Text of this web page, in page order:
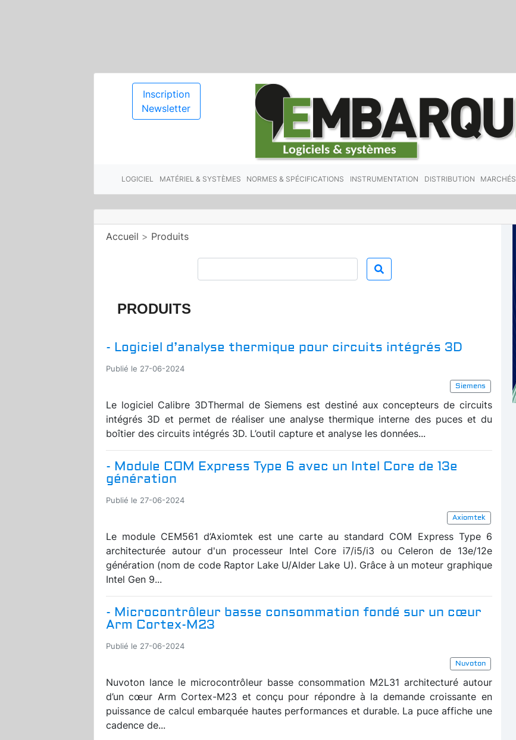
Inscription
Newsletter
LOGICIEL MATÉRIEL & SYSTÈMES NORMES & SPÉCIFICATIONS INSTRUMENTATION DISTRIBUTION MARCHÉS
Accueil > Produits
PRODUITS
- Logiciel d’analyse thermique pour circuits intégrés 3D
Publié le 27-06-2024
Siemens
Le logiciel Calibre 3DThermal de Siemens est destiné aux concepteurs de circuits
intégrés 3D et permet de réaliser une analyse thermique interne des puces et du
boîtier des circuits intégrés 3D. L’outil capture et analyse les données...
- Module COM Express Type 6 avec un Intel Core de 13e
génération
Publié le 27-06-2024
Axiomtek
Le module CEM561 d’Axiomtek est une carte au standard COM Express Type 6
architecturée autour d'un processeur Intel Core i7/i5/i3 ou Celeron de 13e/12e
génération (nom de code Raptor Lake U/Alder Lake U). Grâce à un moteur graphique
Intel Gen 9...
- Microcontrôleur basse consommation fondé sur un cœur
Arm Cortex-M23
Publié le 27-06-2024
Nuvoton
Nuvoton lance le microcontrôleur basse consommation M2L31 architecturé autour
d’un cœur Arm Cortex-M23 et conçu pour répondre à la demande croissante en
puissance de calcul embarquée hautes performances et durable. La puce affiche une
cadence de...